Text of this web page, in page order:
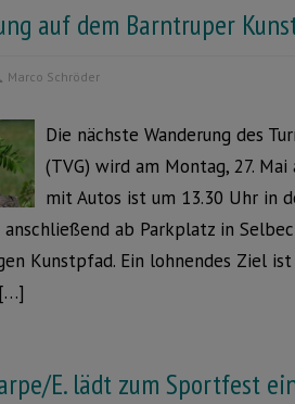
auf dem Barntruper
Marco Schröder
Die nächste Wanderung des
(TVG) wird am Montag, 27.
mit Autos ist um 13.30 Uhr in
ab Parkplatz in
Kunstpfad. Ein lohnendes Ziel
E. lädt zum Sportfest